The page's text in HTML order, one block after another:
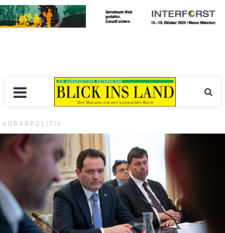
AGRARPOLITIK